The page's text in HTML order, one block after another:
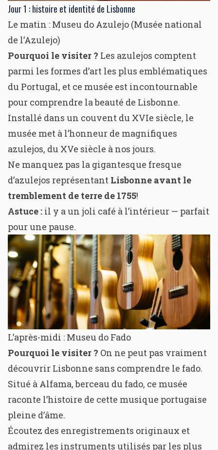
Jour 1 : histoire et identité de Lisbonne
Le matin : Museu do Azulejo (Musée national
de l’Azulejo)
Pourquoi le visiter ? Les azulejos comptent
parmi les formes d’art les plus emblématiques
du Portugal, et ce musée est incontournable
pour comprendre la beauté de Lisbonne.
Installé dans un couvent du XVIe siècle, le
musée met à l’honneur de magnifiques
azulejos, du XVe siècle à nos jours.
Ne manquez pas la gigantesque fresque
d’azulejos représentant Lisbonne avant le
tremblement de terre de 1755!
Astuce : il y a un joli café à l’intérieur — parfait
pour une pause.
L’après-midi : Museu do Fado
Pourquoi le visiter ? On ne peut pas vraiment
découvrir Lisbonne sans comprendre le fado.
Situé à Alfama, berceau du fado, ce musée
raconte l’histoire de cette musique portugaise
pleine d’âme.
Écoutez des enregistrements originaux et
admirez les instruments utilisés par les plus